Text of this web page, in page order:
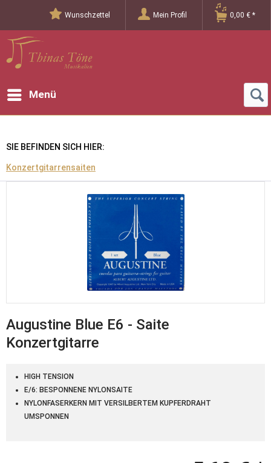
Wunschzettel Mein Profil 0,00 € *
Menü
SIE BEFINDEN SICH HIER:
Konzertgitarrensaiten
Augustine Blue E6 - Saite
Konzertgitarre
HIGH TENSION
E/6: BESPONNENE NYLONSAITE
NYLONFASERKERN MIT VERSILBERTEM KUPFERDRAHT
UMSPONNEN